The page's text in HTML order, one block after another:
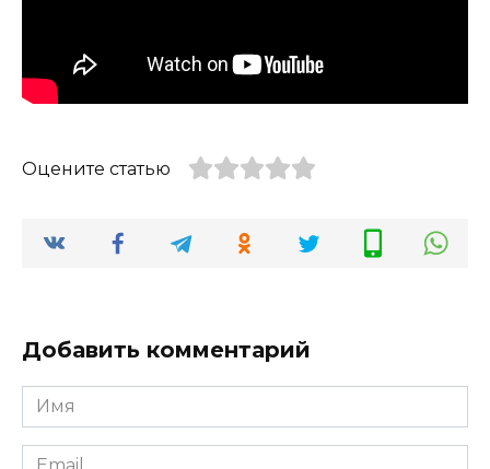
Оцените статью
Добавить комментарий
Имя
*
Email